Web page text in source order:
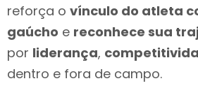
reforça o vínculo do atleta
gaúcho e reconhece sua
por liderança,
dentro e fora de campo.